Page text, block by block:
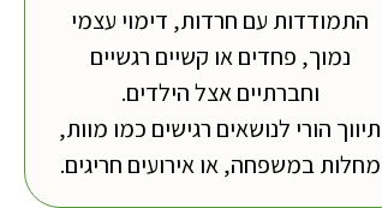
התמודדות עם חרדות, דימוי עצמי
נמוך, פחדים או קשיים רגשיים
וחברתיים אצל הילדים.
תיווך הורי לנושאים רגישים כמו מוות,
מחלות במשפחה, או אירועים חריגים.